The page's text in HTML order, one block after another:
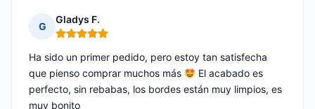
G
Gladys F.
Nota: 5 de 5
Ha sido un primer pedido, pero estoy tan satisfecha
que pienso comprar muchos más
El acabado es
perfecto, sin rebabas, los bordes están muy limpios, es
muy bonito